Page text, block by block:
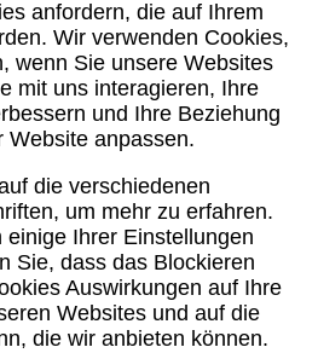
anfordern, die auf Ihrem
Wir verwenden Cookies,
wenn Sie unsere Websites
mit uns interagieren, Ihre
und Ihre Beziehung
Website anpassen.
die verschiedenen
um mehr zu erfahren.
einige Ihrer Einstellungen
Sie, dass das Blockieren
Auswirkungen auf Ihre
Websites und auf die
die wir anbieten können.